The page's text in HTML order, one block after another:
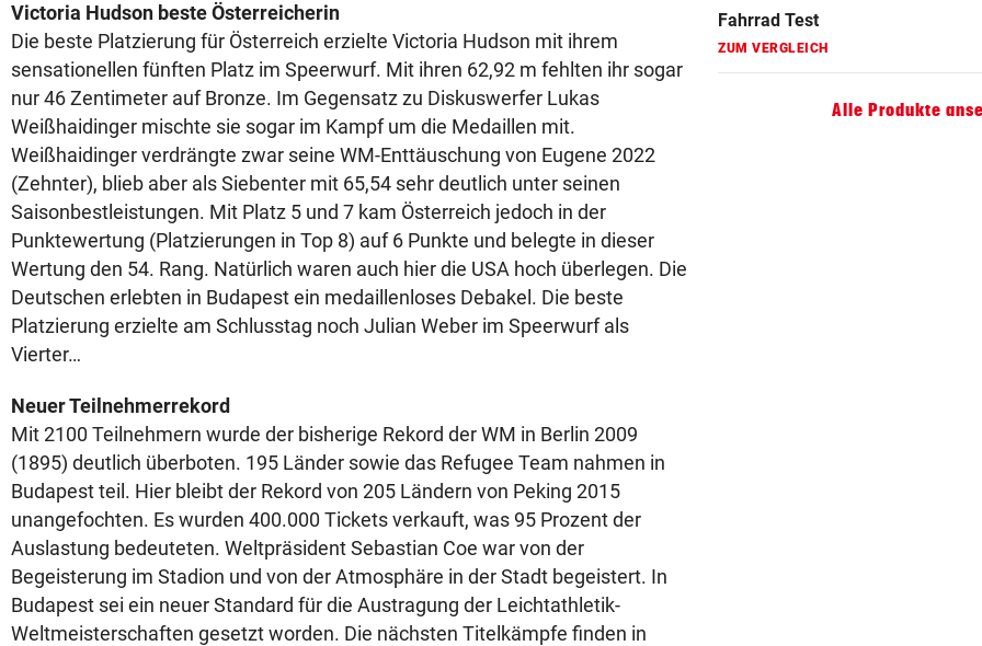
Victoria Hudson beste Österreicherin
Die beste Platzierung für Österreich erzielte Victoria Hudson mit ihrem
sensationellen fünften Platz im Speerwurf. Mit ihren 62,92 m fehlten ihr sogar
nur 46 Zentimeter auf Bronze. Im Gegensatz zu Diskuswerfer Lukas
Weißhaidinger mischte sie sogar im Kampf um die Medaillen mit.
Weißhaidinger verdrängte zwar seine WM-Enttäuschung von Eugene 2022
(Zehnter), blieb aber als Siebenter mit 65,54 sehr deutlich unter seinen
Saisonbestleistungen. Mit Platz 5 und 7 kam Österreich jedoch in der
Punktewertung (Platzierungen in Top 8) auf 6 Punkte und belegte in dieser
Wertung den 54. Rang. Natürlich waren auch hier die USA hoch überlegen. Die
Deutschen erlebten in Budapest ein medaillenloses Debakel. Die beste
Platzierung erzielte am Schlusstag noch Julian Weber im Speerwurf als
Vierter…
Neuer Teilnehmerrekord
Mit 2100 Teilnehmern wurde der bisherige Rekord der WM in Berlin 2009
(1895) deutlich überboten. 195 Länder sowie das Refugee Team nahmen in
Budapest teil. Hier bleibt der Rekord von 205 Ländern von Peking 2015
unangefochten. Es wurden 400.000 Tickets verkauft, was 95 Prozent der
Auslastung bedeuteten. Weltpräsident Sebastian Coe war von der
Begeisterung im Stadion und von der Atmosphäre in der Stadt begeistert. In
Budapest sei ein neuer Standard für die Austragung der Leichtathletik-
Weltmeisterschaften gesetzt worden. Die nächsten Titelkämpfe finden in
Kinderfahrrad Vergleich
Alle Produkte